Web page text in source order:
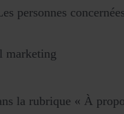
personnes
marketing
la rubrique « À